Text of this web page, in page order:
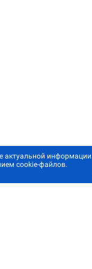
актуальной информации.
cookie-файлов.